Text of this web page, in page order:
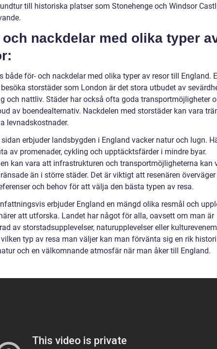
till historiska platser som Stonehenge och Windsor
och nackdelar med olika typer
både för- och nackdelar med olika typer av resor till England.
storstäder som London är det stora utbudet av
och nattliv. Städer har också ofta goda transportmöjligheter
av boendealternativ. Nackdelen med storstäder kan vara
levnadskostnader.
erbjuder landsbygden i England vacker natur och lugn.
av promenader, cykling och upptäcktsfärder i mindre byar.
kan vara att infrastrukturen och transportmöjligheterna kan
än i större städer. Det är viktigt att resenären
och behov för att välja den bästa typen av resa.
erbjuder England en mängd olika resmål och
att utforska. Landet har något för alla, oavsett om man är
av storstadsupplevelser, naturupplevelser eller
typ av resa man väljer kan man förvänta sig en rik
och en välkomnande atmosfär när man åker till England.